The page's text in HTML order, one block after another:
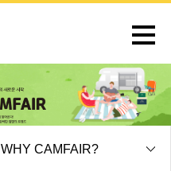
WHY CAMFAIR?